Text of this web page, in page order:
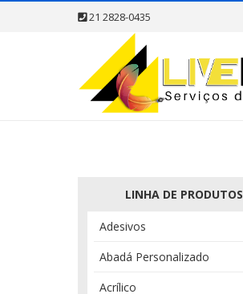
21 2828-0435
LINHA DE PRODUTOS
Adesivos
Abadá Personalizado
Acrílico